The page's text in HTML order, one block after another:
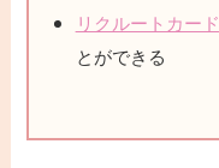
リクルートカード
とができる